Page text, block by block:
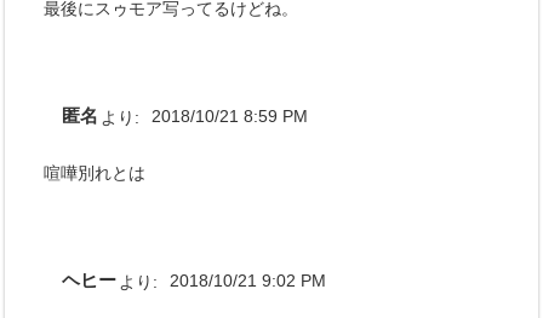
最後にスゥモア写ってるけどね。
匿名 より: 2018/10/21 8:59 PM
喧嘩別れとは
ヘヒーより: 2018/10/21 9:02 PM